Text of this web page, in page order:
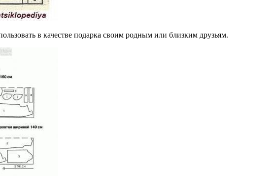
в качестве подарка своим родным или близким друзьям.